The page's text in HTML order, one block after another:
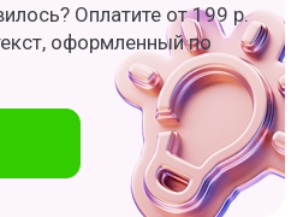
Оплатите от 199 р.
оформленный по